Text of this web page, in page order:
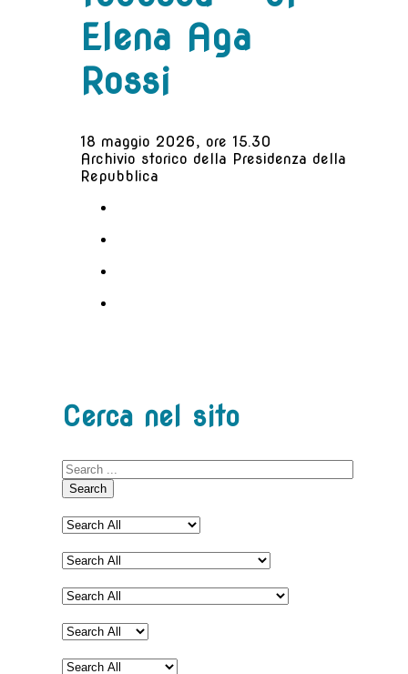
Elena Aga
Rossi
18 maggio 2026, ore 15.30
Archivio storico della Presidenza della
Repubblica
Cerca nel sito
Search